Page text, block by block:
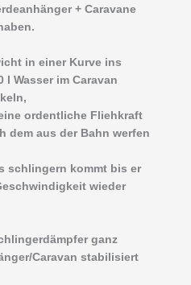
+ Caravane
in einer Kurve ins
l Wasser im Caravan
ordentliche Fliehkraft
dem aus der Bahn werfen
schlingern kommt bis er
wieder
ganz
Caravan stabilisiert